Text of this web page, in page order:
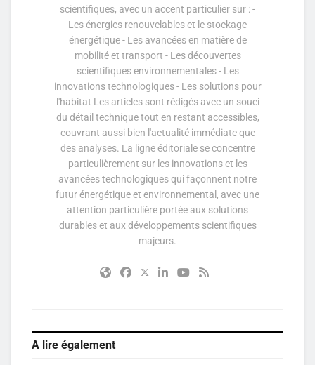
scientifiques, avec un accent particulier sur : -
Les énergies renouvelables et le stockage
énergétique - Les avancées en matière de
mobilité et transport - Les découvertes
scientifiques environnementales - Les
innovations technologiques - Les solutions pour
l'habitat Les articles sont rédigés avec un souci
du détail technique tout en restant accessibles,
couvrant aussi bien l'actualité immédiate que
des analyses. La ligne éditoriale se concentre
particulièrement sur les innovations et les
avancées technologiques qui façonnent notre
futur énergétique et environnemental, avec une
attention particulière portée aux solutions
durables et aux développements scientifiques
majeurs.
A lire également